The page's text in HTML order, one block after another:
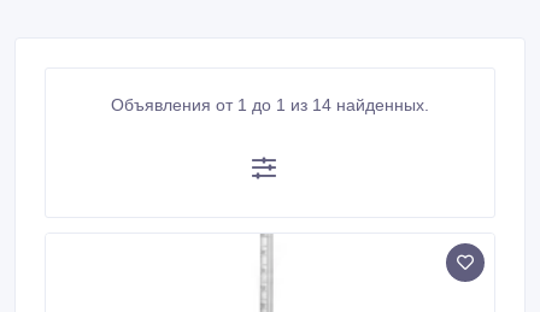
Объявления от 1 до 1 из 14 найденных.